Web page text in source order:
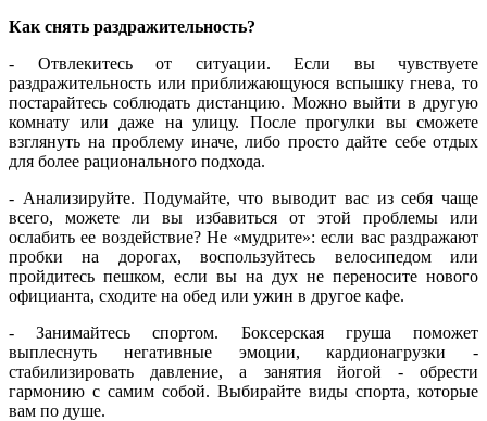
Как снять раздражительность?
- Отвлекитесь от ситуации. Если вы чувствуете
раздражительность или приближающуюся вспышку гнева, то
постарайтесь соблюдать дистанцию. Можно выйти в другую
комнату или даже на улицу. После прогулки вы сможете
взглянуть на проблему иначе, либо просто дайте себе отдых
для более рационального подхода.
- Анализируйте. Подумайте, что выводит вас из себя чаще
всего, можете ли вы избавиться от этой проблемы или
ослабить ее воздействие? Не «мудрите»: если вас раздражают
пробки на дорогах, воспользуйтесь велосипедом или
пройдитесь пешком, если вы на дух не переносите нового
официанта, сходите на обед или ужин в другое кафе.
- Занимайтесь спортом. Боксерская груша поможет
выплеснуть негативные эмоции, кардионагрузки -
стабилизировать давление, а занятия йогой - обрести
гармонию с самим собой. Выбирайте виды спорта, которые
вам по душе.